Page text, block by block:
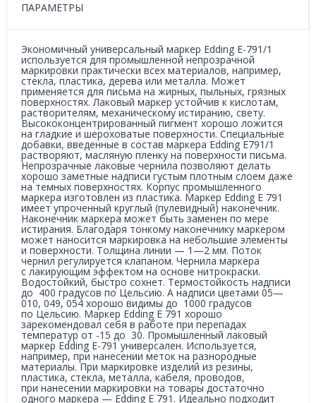
ПАРАМЕТРЫ
Экономичный универсальный маркер Edding Е-791/1
используется для промышленной непрозрачной
маркировки практически всех материалов, например,
стекла, пластика, дерева или металла. Может
применяется для письма на жирных, пыльных, грязных
поверхностях. Лаковый маркер устойчив к кислотам,
растворителям, механическому истиранию, свету.
Высококонцентрированный пигмент хорошо ложится
на гладкие и шероховатые поверхности. Специальные
добавки, введенные в состав маркера Edding Е791/1
растворяют, масляную пленку на поверхности письма.
Непрозрачные лаковые чернила позволяют делать
хорошо заметные надписи густым плотным слоем даже
на темных поверхностях. Корпус промышленного
маркера изготовлен из пластика. Маркер Edding E 791
имеет упроченный круглый (пулевидный) наконечник.
Наконечник маркера может быть заменен по мере
истирания. Благодаря тонкому наконечнику маркером
может наносится маркировка на небольшие элементы
и поверхности. Толщина линии — 1—2 мм. Поток
чернил регулируется клапаном. Чернила маркера
с лакирующим эффектом на основе нитрокраски.
Водостойкий, быстро сохнет. Термостойкость надписи
до 400 градусов по Цельсию. А надписи цветами 05—
010, 049, 054 хорошо видимы до 1000 градусов
по Цельсию. Маркер Edding E 791 хорошо
зарекомендовал себя в работе при перепадах
температур от -15 до 30. Промышленный лаковый
маркер Edding Е-791 универсален. Используется,
например, при нанесении меток на разнородные
материалы. При маркировке изделий из резины,
пластика, стекла, металла, кабеля, проводов,
при нанесении маркировки на товары достаточно
одного маркера — Edding E 791. Идеально подходит